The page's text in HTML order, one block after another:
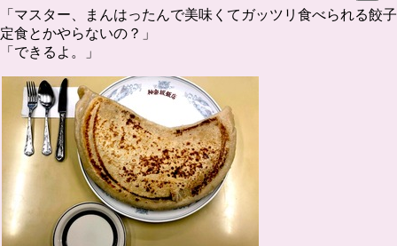
「マスター、まんはったんで美味くてガッツリ食べられる餃子
定食とかやらないの？」
「できるよ。」